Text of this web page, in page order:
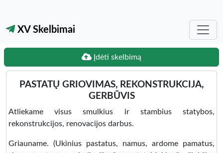
XV Skelbimai
Įdėti skelbimą
PASTATŲ GRIOVIMAS, REKONSTRUKCIJA,
GERBŪVIS
Atliekame visus smulkius ir stambius statybos,
rekonstrukcijos, renovacijos darbus.
Griauname. (Ukinius pastatus, namus, ardome pamatus,